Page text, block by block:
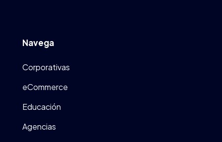
Navega
Corporativas
eCommerce
Educación
Agencias